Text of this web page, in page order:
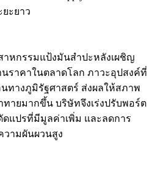
ะยาว
าหกรรมแป้งมันสำปะหลังเผชิญ
ราคาในตลาดโลก ภาวะอุปสงค์ที่
ทางภูมิรัฐศาสตร์ ส่งผลให้สภาพ
ายมากขึ้น บริษัทจึงเร่งปรับพอร์ต
แปรที่มีมูลค่าเพิ่ม และลดการ
วามผันผวนสูง